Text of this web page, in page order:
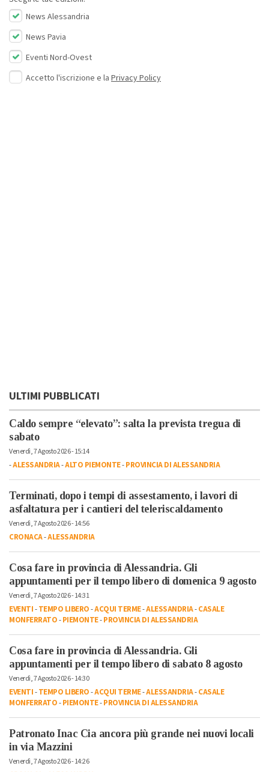
News Alessandria
News Pavia
Eventi Nord-Ovest
Accetto l'iscrizione e la Privacy Policy
ULTIMI PUBBLICATI
Caldo sempre “elevato”: salta la prevista tregua di
sabato
Venerdì, 7 Agosto 2026 - 15:14
-ALESSANDRIA-ALTO PIEMONTE-PROVINCIA DI ALESSANDRIA
Terminati, dopo i tempi di assestamento, i lavori di
asfaltatura per i cantieri del teleriscaldamento
Venerdì, 7 Agosto 2026 - 14:56
CRONACA-ALESSANDRIA
Cosa fare in provincia di Alessandria. Gli
appuntamenti per il tempo libero di domenica 9 agosto
Venerdì, 7 Agosto 2026 - 14:31
EVENTI-TEMPO LIBERO-ACQUI TERME-ALESSANDRIA-CASALE
MONFERRATO-PIEMONTE-PROVINCIA DI ALESSANDRIA
Cosa fare in provincia di Alessandria. Gli
appuntamenti per il tempo libero di sabato 8 agosto
Venerdì, 7 Agosto 2026 - 14:30
EVENTI-TEMPO LIBERO-ACQUI TERME-ALESSANDRIA-CASALE
MONFERRATO-PIEMONTE-PROVINCIA DI ALESSANDRIA
Patronato Inac Cia ancora più grande nei nuovi locali
in via Mazzini
Venerdì, 7 Agosto 2026 - 14:26